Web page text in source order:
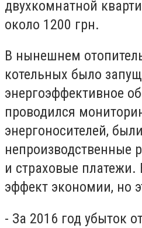
двухкомнатной
около 1200 грн.
В нынешнем
котельных было
энергоэффективное
проводился
энергоносителей,
непроизводственные
и страховые платежи.
эффект экономии, но
- За 2016 год убыток